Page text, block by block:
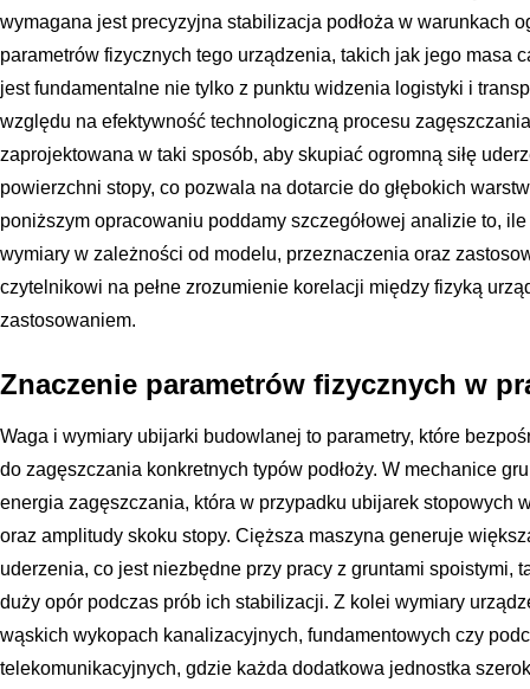
wymagana jest precyzyjna stabilizacja podłoża w warunkach
parametrów fizycznych tego urządzenia, takich jak jego masa
jest fundamentalne nie tylko z punktu widzenia logistyki i
względu na efektywność technologiczną procesu
zaprojektowana w taki sposób, aby skupiać ogromną siłę
powierzchni stopy, co pozwala na dotarcie do głębokich
poniższym opracowaniu poddamy szczegółowej analizie to,
wymiary w zależności od modelu, przeznaczenia oraz
czytelnikowi na pełne zrozumienie korelacji między fizyką
zastosowaniem.
Znaczenie parametrów fizycznych w
Waga i wymiary ubijarki budowlanej to parametry, które
do zagęszczania konkretnych typów podłoży. W mechanice
energia zagęszczania, która w przypadku ubijarek stopowych
oraz amplitudy skoku stopy. Cięższa maszyna generuje
uderzenia, co jest niezbędne przy pracy z gruntami spoistymi,
duży opór podczas prób ich stabilizacji. Z kolei wymiary
wąskich wykopach kanalizacyjnych, fundamentowych czy
telekomunikacyjnych, gdzie każda dodatkowa jednostka